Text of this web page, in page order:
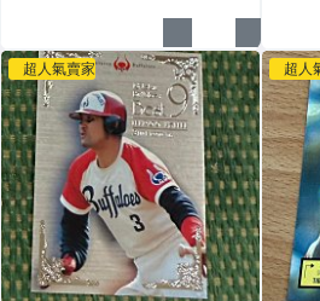
超人氣賣家 超人